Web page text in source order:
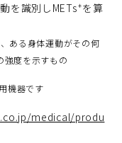
を識別しMETs ＊ を算
ある身体運動がその何
強度を示すもの
機器です
medical/produ